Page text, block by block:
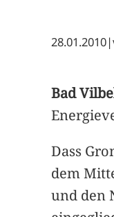
28.01.2010|
Bad
Dass
dem
und den